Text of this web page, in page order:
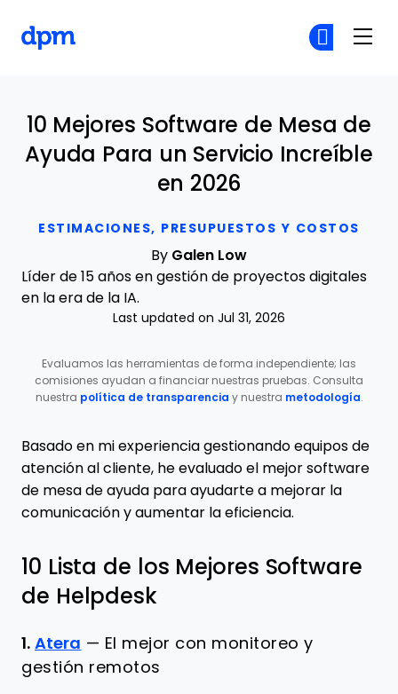
ESTIMACIONES, PRESUPUESTOS Y COSTOS
10 Mejores Software de Mesa de
Ayuda Para un Servicio Increíble
en 2026
By Galen Low
Líder de 15 años en gestión de proyectos digitales
en la era de la IA.
Last updated on Jul 31, 2026
Evaluamos las herramientas de forma independiente; las
comisiones ayudan a financiar nuestras pruebas. Consulta
nuestra política de transparencia y nuestra metodología.
Basado en mi experiencia gestionando equipos de
atención al cliente, he evaluado el mejor software
de mesa de ayuda para ayudarte a mejorar la
comunicación y aumentar la eficiencia.
10 Lista de los Mejores Software
de Helpdesk
1. Atera — El mejor con monitoreo y
gestión remotos